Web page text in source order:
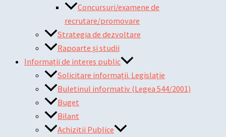
Concursuri/examene de
recrutare/promovare
Strategia de dezvoltare
Rapoarte și studii
Informații de interes public
Solicitare informații. Legislație
Buletinul informativ (Legea 544/2001)
Buget
Bilant
Achizitii Publice